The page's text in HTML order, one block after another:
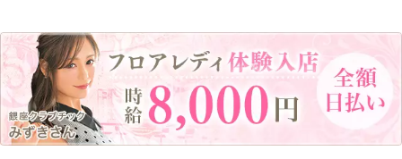
平塚
福富町・伊勢佐木町
横須賀
上大岡・戸塚
新横浜
武蔵小杉
たまプラーザ・向ヶ丘遊園・鷺沼
元住吉・綱島
川崎中部
横浜東部
川崎北部
茅ヶ崎
新宿駅
立川駅
吉祥寺駅
神田駅
八王子駅
中野駅
高円寺駅
荻窪駅
阿佐ヶ谷駅
三鷹駅